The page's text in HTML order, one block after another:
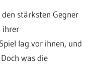
stärksten Gegner
ihrer
lag vor ihnen, und
was die